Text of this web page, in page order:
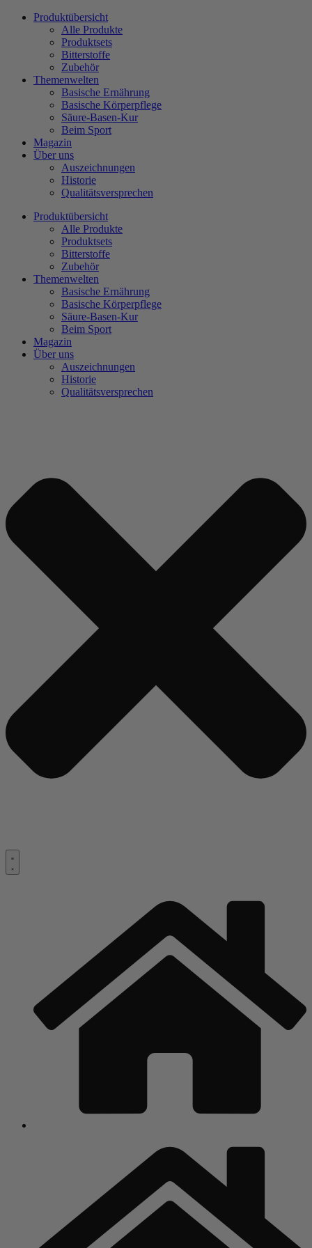
Zum
Produktübersicht
Alle Produkte
Produktsets
Bitterstoffe
Zubehör
Themenwelten
Basische Ernährung
Basische Körperpflege
Säure-Basen-Kur
Beim Sport
Magazin
Über uns
Auszeichnungen
Historie
Qualitätsversprechen
Produktübersicht
Alle Produkte
Produktsets
Bitterstoffe
Zubehör
Themenwelten
Basische Ernährung
Basische Körperpflege
Säure-Basen-Kur
Beim Sport
Magazin
Über uns
Auszeichnungen
Historie
Qualitätsversprechen